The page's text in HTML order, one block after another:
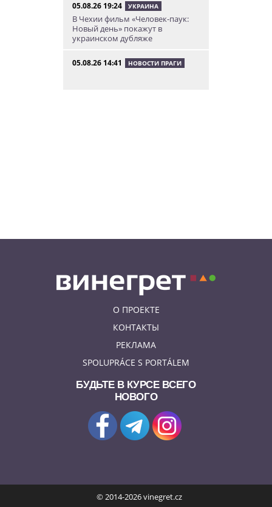
05.08.26 19:24 УКРАИНА
В Чехии фильм «Человек-паук:
Новый день» покажут в
украинском дубляже
05.08.26 14:41 НОВОСТИ ПРАГИ
О ПРОЕКТЕ
КОНТАКТЫ
РЕКЛАМА
SPOLUPRÁCE S PORTÁLEM
БУДЬТЕ В КУРСЕ ВСЕГО
НОВОГО
© 2014-2026 vinegret.cz